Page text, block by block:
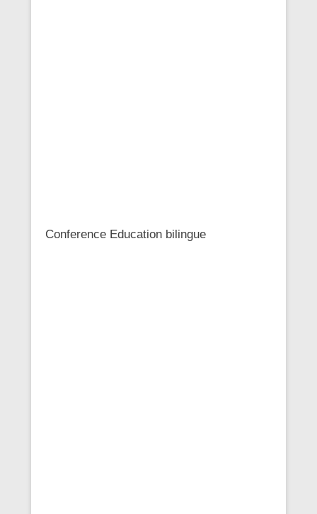
Conference Education bilingue